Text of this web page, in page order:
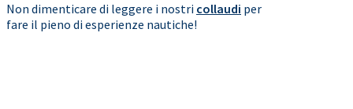
Non dimenticare di leggere i nostri collaudi per
fare il pieno di esperienze nautiche!